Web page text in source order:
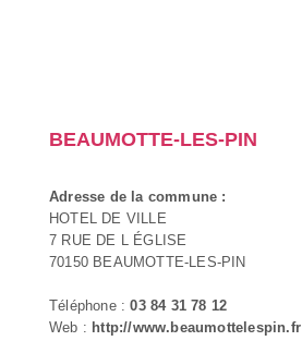
BEAUMOTTE-LES-PIN
Adresse de la commune :
HOTEL DE VILLE
7 RUE DE L ÉGLISE
70150 BEAUMOTTE-LES-PIN
Téléphone :03 84 31 78 12
Web : http://www.beaumottelespin.fr